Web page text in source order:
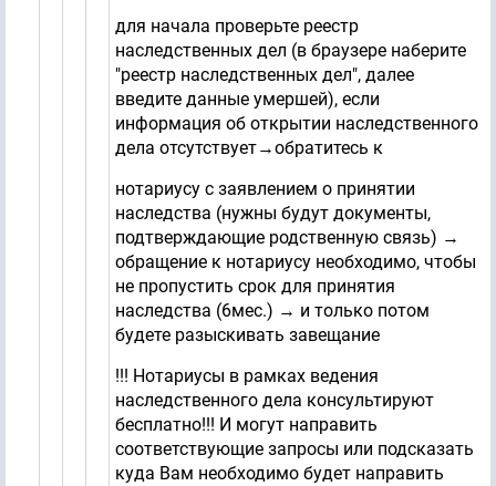
для начала проверьте реестр
наследственных дел (в браузере наберите
"реестр наследственных дел", далее
введите данные умершей), если
информация об открытии наследственного
дела отсутствует→обратитесь к
нотариусу с заявлением о принятии
наследства (нужны будут документы,
подтверждающие родственную связь) →
обращение к нотариусу необходимо, чтобы
не пропустить срок для принятия
наследства (6мес.) → и только потом
будете разыскивать завещание
!!! Нотариусы в рамках ведения
наследственного дела консультируют
бесплатно!!! И могут направить
соответствующие запросы или подсказать
куда Вам необходимо будет направить